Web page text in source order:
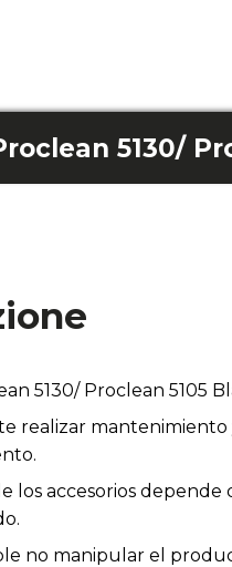
5130/ Proclean 5105
realizar
los accesorios
no manipular el